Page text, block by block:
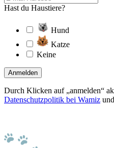
Hast du Haustiere?
Hund
Katze
Keine
Anmelden
Durch Klicken auf „anmelden“
Datenschutzpolitik bei Wamiz